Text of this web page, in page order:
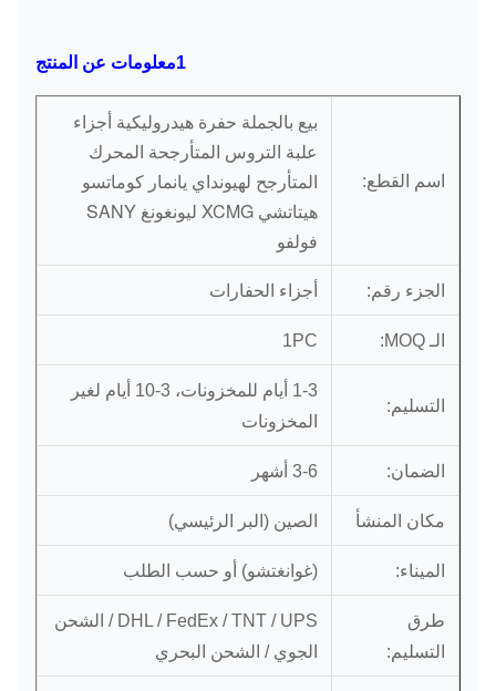
1معلومات عن المنتج
اسم القطع:
بيع بالجملة حفرة هيدروليكية أجزاء
علبة التروس المتأرجحة المحرك
المتأرجح لهيونداي يانمار كوماتسو
هيتاتشي XCMG ليونغونغ SANY
فولفو
الجزء رقم: أجزاء الحفارات
الـ MOQ: 1PC
التسليم:
1-3 أيام للمخزونات، 3-10 أيام لغير
المخزونات
الضمان: 3-6 أشهر
مكان المنشأ الصين (البر الرئيسي)
الميناء: (غوانغتشو) أو حسب الطلب
طرق
التسليم:
DHL / FedEx / TNT / UPS / الشحن
الجوي / الشحن البحري